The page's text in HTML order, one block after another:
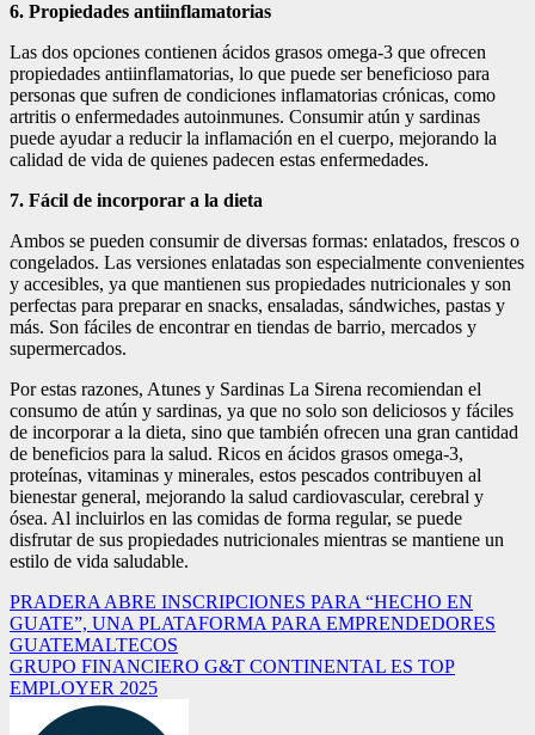
6. Propiedades antiinflamatorias
Las dos opciones contienen ácidos grasos omega-3 que ofrecen
propiedades antiinflamatorias, lo que puede ser beneficioso para
personas que sufren de condiciones inflamatorias crónicas, como
artritis o enfermedades autoinmunes. Consumir atún y sardinas
puede ayudar a reducir la inflamación en el cuerpo, mejorando la
calidad de vida de quienes padecen estas enfermedades.
7. Fácil de incorporar a la dieta
Ambos se pueden consumir de diversas formas: enlatados, frescos o
congelados. Las versiones enlatadas son especialmente convenientes
y accesibles, ya que mantienen sus propiedades nutricionales y son
perfectas para preparar en snacks, ensaladas, sándwiches, pastas y
más. Son fáciles de encontrar en tiendas de barrio, mercados y
supermercados.
Por estas razones, Atunes y Sardinas La Sirena recomiendan el
consumo de atún y sardinas, ya que no solo son deliciosos y fáciles
de incorporar a la dieta, sino que también ofrecen una gran cantidad
de beneficios para la salud. Ricos en ácidos grasos omega-3,
proteínas, vitaminas y minerales, estos pescados contribuyen al
bienestar general, mejorando la salud cardiovascular, cerebral y
ósea. Al incluirlos en las comidas de forma regular, se puede
disfrutar de sus propiedades nutricionales mientras se mantiene un
estilo de vida saludable.
Navegación
de
entradas
PRADERA ABRE INSCRIPCIONES PARA “HECHO EN
GUATE”, UNA PLATAFORMA PARA EMPRENDEDORES
GUATEMALTECOS
GRUPO FINANCIERO G&T CONTINENTAL ES TOP
EMPLOYER 2025